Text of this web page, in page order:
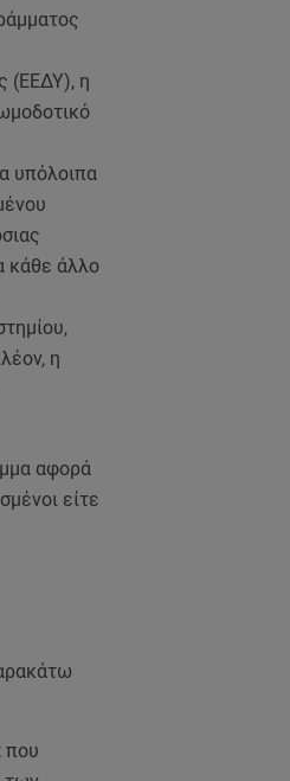
(ΕΕΔΥ), η
υπόλοιπα
κάθε άλλο
η
αφορά
είτε
που